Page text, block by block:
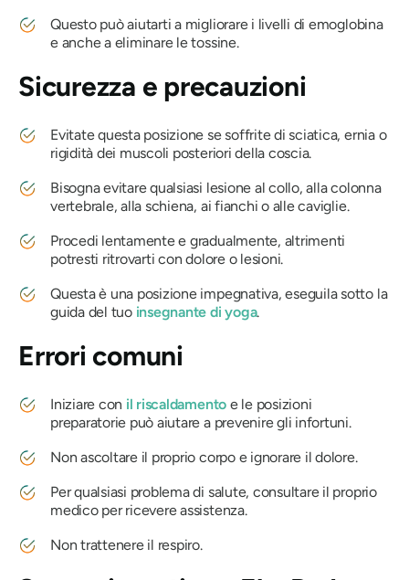
Questo può aiutarti a migliorare i livelli di emoglobina
e anche a eliminare le tossine.
Sicurezza e precauzioni
Evitate questa posizione se soffrite di sciatica, ernia o
rigidità dei muscoli posteriori della coscia.
Bisogna evitare qualsiasi lesione al collo, alla colonna
vertebrale, alla schiena, ai fianchi o alle caviglie.
Procedi lentamente e gradualmente, altrimenti
potresti ritrovarti con dolore o lesioni.
Questa è una posizione impegnativa, eseguila sotto la
guida del tuo insegnante di yoga.
Errori comuni
Iniziare con il riscaldamento e le posizioni
preparatorie può aiutare a prevenire gli infortuni.
Non ascoltare il proprio corpo e ignorare il dolore.
Per qualsiasi problema di salute, consultare il proprio
medico per ricevere assistenza.
Non trattenere il respiro.